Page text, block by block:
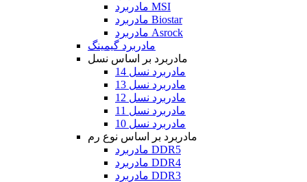
مادربرد MSI
مادربرد Biostar
مادربرد Asrock
مادربرد گیمینگ
مادربرد بر اساس نسل
مادربرد نسل 14
مادربرد نسل 13
مادربرد نسل 12
مادربرد نسل 11
مادربرد نسل 10
مادربرد بر اساس نوع رم
مادربرد DDR5
مادربرد DDR4
مادربرد DDR3